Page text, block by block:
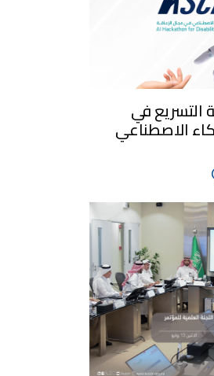
التسريع في
الاصطناعي